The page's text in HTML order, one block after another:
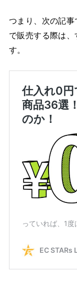
つまり、次の記
で販売する際は
す。